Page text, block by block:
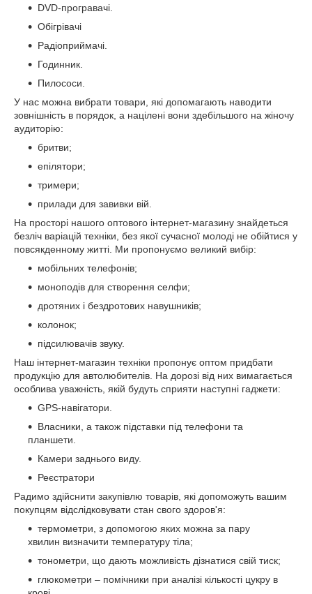
DVD-програвачі.
Обігрівачі
Радіоприймачі.
Годинник.
Пилососи.
У нас можна вибрати товари, які допомагають наводити
зовнішність в порядок, а націлені вони здебільшого на жіночу
аудиторію:
бритви;
епілятори;
тримери;
прилади для завивки вій.
На просторі нашого оптового інтернет-магазину знайдеться
безліч варіацій техніки, без якої сучасної молоді не обійтися у
повсякденному житті. Ми пропонуємо великий вибір:
мобільних телефонів;
моноподів для створення селфи;
дротяних і бездротових навушників;
колонок;
підсилювачів звуку.
Наш інтернет-магазин техніки пропонує оптом придбати
продукцію для автолюбителів. На дорозі від них вимагається
особлива уважність, якій будуть сприяти наступні гаджети:
GPS-навігатори.
Власники, а також підставки під телефони та
планшети.
Камери заднього виду.
Реєстратори
Радимо здійснити закупівлю товарів, які допоможуть вашим
покупцям відслідковувати стан свого здоров'я:
термометри, з допомогою яких можна за пару
хвилин визначити температуру тіла;
тонометри, що дають можливість дізнатися свій тиск;
глюкометри – помічники при аналізі кількості цукру в